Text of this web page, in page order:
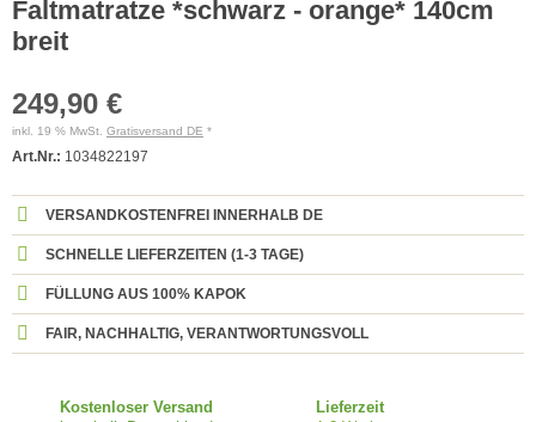
Faltmatratze *schwarz - orange* 140cm
breit
249,90 €
inkl. 19 % MwSt. Gratisversand DE *
Art.Nr.: 1034822197
VERSANDKOSTENFREI INNERHALB DE
SCHNELLE LIEFERZEITEN (1-3 TAGE)
FÜLLUNG AUS 100% KAPOK
FAIR, NACHHALTIG, VERANTWORTUNGSVOLL
Kostenloser Versand
Lieferzeit